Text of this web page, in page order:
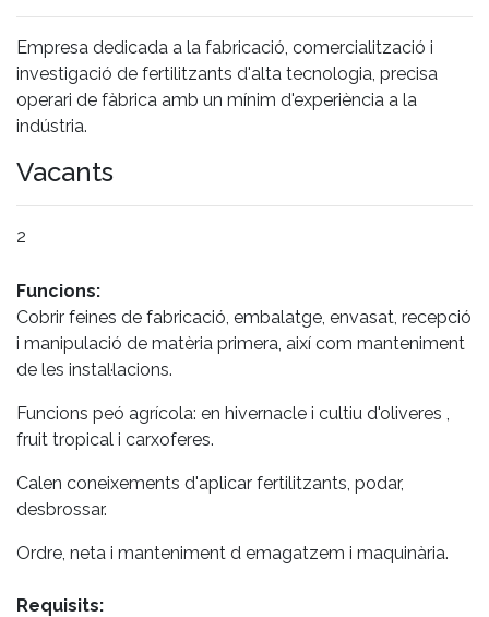
Empresa dedicada a la fabricació, comercialització i
investigació de fertilitzants d'alta tecnologia, precisa
operari de fàbrica amb un mínim d'experiència a la
indústria.
Vacants
2
Funcions:
Cobrir feines de fabricació, embalatge, envasat, recepció
i manipulació de matèria primera, així com manteniment
de les instal·lacions.
Funcions peó agrícola: en hivernacle i cultiu d'oliveres ,
fruit tropical i carxoferes.
Calen coneixements d'aplicar fertilitzants, podar,
desbrossar.
Ordre, neta i manteniment d emagatzem i maquinària.
Requisits: